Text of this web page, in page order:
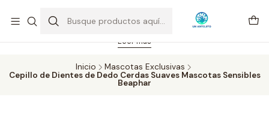
Feriado 21-05-2026 atención hasta las 14 hrs. Envío GRATIS mismo
día solo área Metropolitana Santiago por compras desde CLP 39.900.
Pedidos hasta 16 hrs., sábados y domingos hasta 14 hrs.
Leer más
Inicio
Mascotas Exclusivas
Cepillo de Dientes de Dedo Cerdas Suaves Mascotas Sensibles
Beaphar